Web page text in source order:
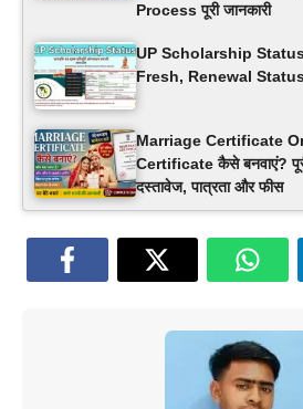
Process पूरी जानकारी
UP Scholarship
Fresh, Renewal
Marriage Certificate
Certificate कैसे बनवाएं?
दस्तावेज, पात्रता और फीस